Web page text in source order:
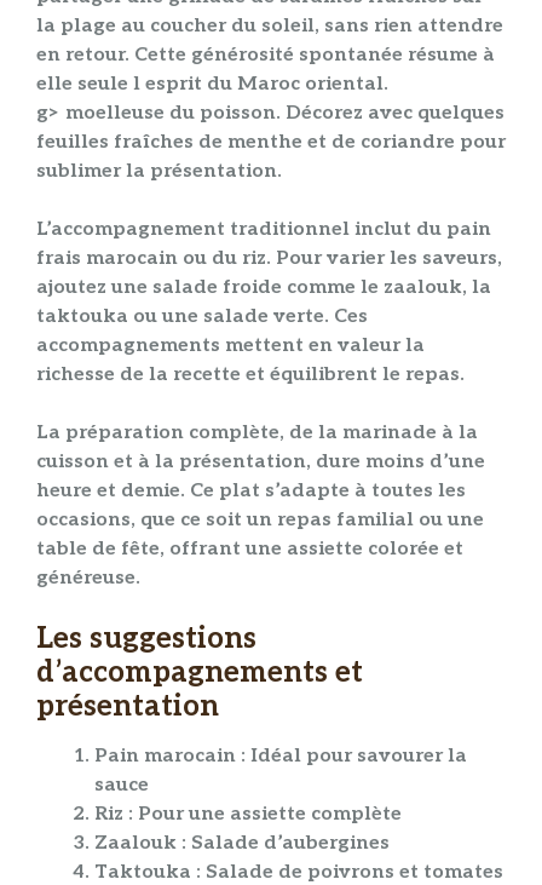
la plage au coucher du soleil, sans rien attendre
en retour. Cette générosité spontanée résume à
elle seule l esprit du Maroc oriental.
g> moelleuse du poisson. Décorez avec quelques
feuilles fraîches de menthe et de coriandre pour
sublimer la présentation.
L’accompagnement traditionnel inclut du pain
frais marocain ou du riz. Pour varier les saveurs,
ajoutez une salade froide comme le zaalouk, la
taktouka ou une salade verte. Ces
accompagnements mettent en valeur la
richesse de la recette et équilibrent le repas.
La préparation complète, de la marinade à la
cuisson et à la présentation, dure moins d’une
heure et demie. Ce plat s’adapte à toutes les
occasions, que ce soit un repas familial ou une
table de fête, offrant une assiette colorée et
généreuse.
Les suggestions
d’accompagnements et
présentation
Pain marocain : Idéal pour savourer la
sauce
Riz : Pour une assiette complète
Zaalouk : Salade d’aubergines
Taktouka : Salade de poivrons et tomates